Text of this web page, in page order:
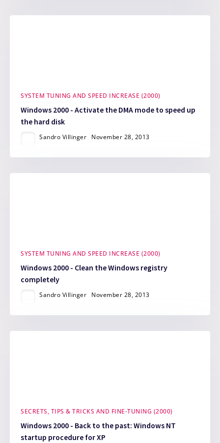
SYSTEM TUNING AND SPEED INCREASE (2000)
Windows 2000 - Activate the DMA mode to speed up
the hard disk
Sandro Villinger November 28, 2013
SYSTEM TUNING AND SPEED INCREASE (2000)
Windows 2000 - Clean the Windows registry
completely
Sandro Villinger November 28, 2013
SECRETS, TIPS & TRICKS AND FINE-TUNING (2000)
Windows 2000 - Back to the past: Windows NT
startup procedure for XP